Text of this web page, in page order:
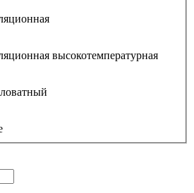
высокотемпературная